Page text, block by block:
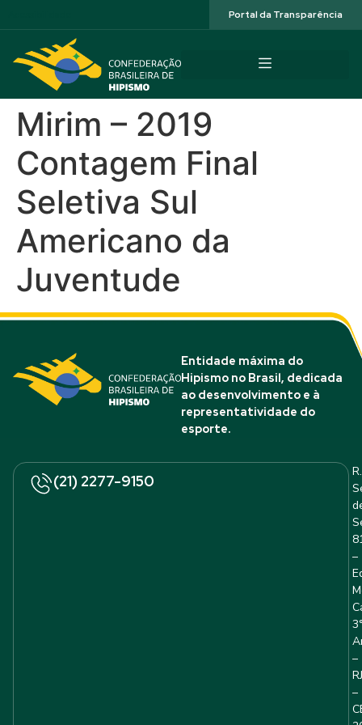
Portal da Transparência
Mirim – 2019
Contagem Final
Seletiva Sul
Americano da
Juventude
Entidade máxima do
Hipismo no Brasil, dedicada
ao desenvolvimento e à
representatividade do
esporte.
(21) 2277-9150
R.
–
–
RJ
–